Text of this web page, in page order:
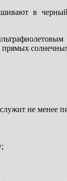
в
не менее